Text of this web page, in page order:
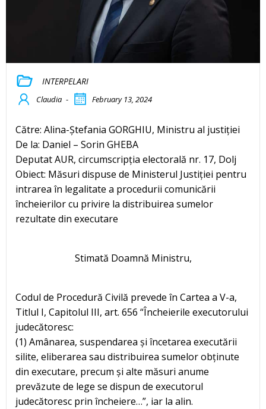
INTERPELARI
Claudia - February 13, 2024
Către: Alina-Ștefania GORGHIU, Ministru al justiției
De la: Daniel – Sorin GHEBA
Deputat AUR, circumscripția electorală nr. 17, Dolj
Obiect: Măsuri dispuse de Ministerul Justiției pentru
intrarea în legalitate a procedurii comunicării
încheierilor cu privire la distribuirea sumelor
rezultate din executare
Stimată Doamnă Ministru,
Codul de Procedură Civilă prevede în Cartea a V-a,
Titlul I, Capitolul III, art. 656 “Încheierile executorului
judecătoresc:
(1) Amânarea, suspendarea și încetarea executării
silite, eliberarea sau distribuirea sumelor obținute
din executare, precum și alte măsuri anume
prevăzute de lege se dispun de executorul
judecătoresc prin încheiere…”, iar la alin.